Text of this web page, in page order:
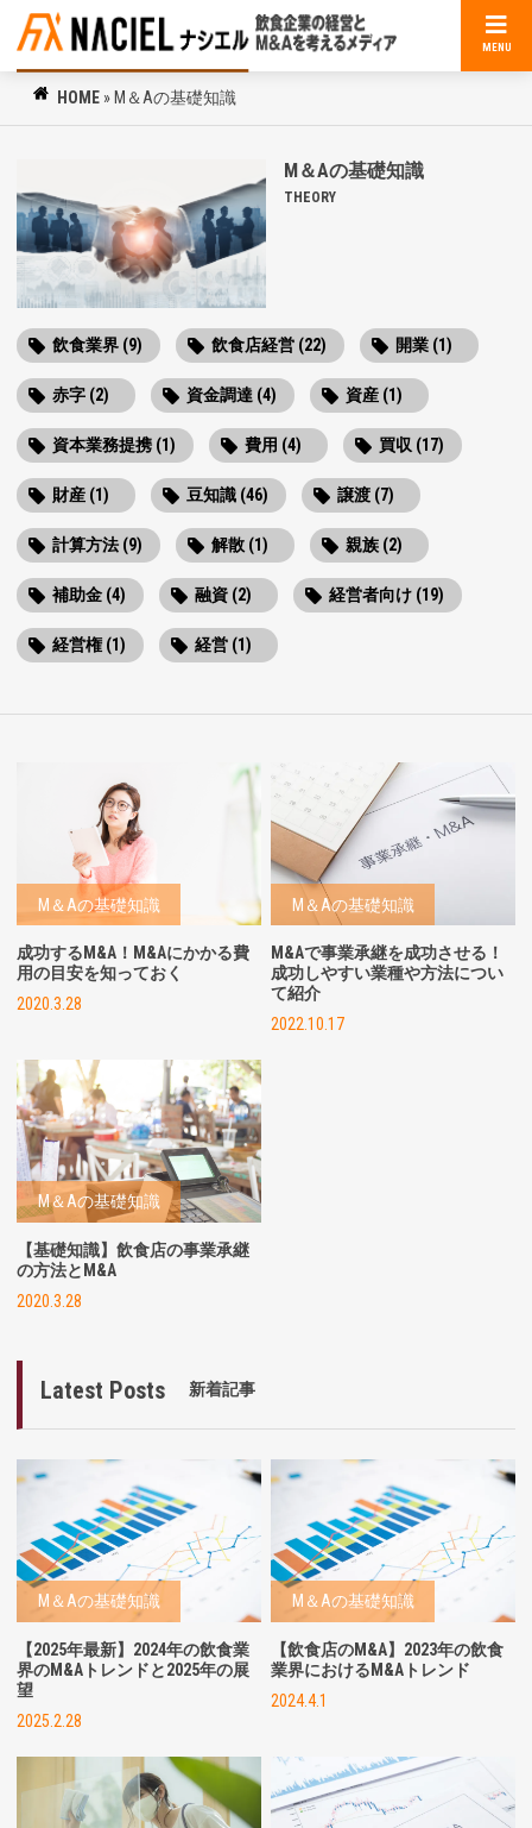
MENU
HOME » M＆Aの基礎知識
M＆Aの基礎知識
THEORY
飲食業界 (9) 飲食店経営 (22) 開業 (1)
赤字 (2) 資金調達 (4) 資産 (1)
資本業務提携 (1) 費用 (4) 買収 (17)
財産 (1) 豆知識 (46) 譲渡 (7)
計算方法 (9) 解散 (1) 親族 (2)
補助金 (4) 融資 (2) 経営者向け (19)
経営権 (1) 経営 (1)
M＆Aの基礎知識
成功するM&A！M&Aにかかる費
用の目安を知っておく
2020.3.28
M＆Aの基礎知識
M&Aで事業承継を成功させる！
成功しやすい業種や方法につい
て紹介
2022.10.17
M＆Aの基礎知識
【基礎知識】飲食店の事業承継
の方法とM&A
2020.3.28
Latest Posts 新着記事
M＆Aの基礎知識
【2025年最新】2024年の飲食業
界のM&Aトレンドと2025年の展
望
2025.2.28
M＆Aの基礎知識
【飲食店のM&A】2023年の飲食
業界におけるM&Aトレンド
2024.4.1